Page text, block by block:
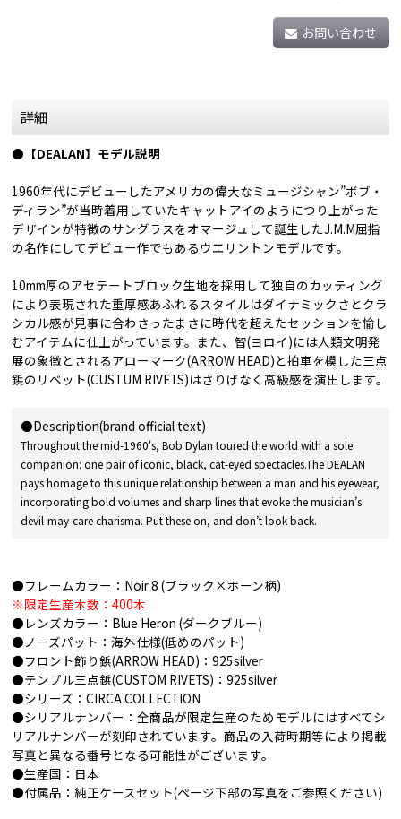
お問い合わせ
詳細
●【DEALAN】モデル説明
1960年代にデビューしたアメリカの偉大なミュージシャン”ボブ・
ディラン”が当時着用していたキャットアイのようにつり上がった
デザインが特徴のサングラスをオマージュして誕生したJ.M.M屈指
の名作にしてデビュー作でもあるウエリントンモデルです。
10mm厚のアセテートブロック生地を採用して独自のカッティング
により表現された重厚感あふれるスタイルはダイナミックさとクラ
シカル感が見事に合わさったまさに時代を超えたセッションを愉し
むアイテムに仕上がっています。また、智(ヨロイ)には人類文明発
展の象徴とされるアローマーク(ARROW HEAD)と拍車を模した三点
鋲のリベット(CUSTUM RIVETS)はさりげなく高級感を演出します。
●Description(brand official text)
Throughout the mid-1960's, Bob Dylan toured the world with a sole
companion: one pair of iconic, black, cat-eyed spectacles.The DEALAN
pays homage to this unique relationship between a man and his eyewear,
incorporating bold volumes and sharp lines that evoke the musician’s
devil-may-care charisma. Put these on, and don’t look back.
●フレームカラー：Noir 8 (ブラック×ホーン柄)
※限定生産本数：400本
●レンズカラー：Blue Heron (ダークブルー)
●ノーズパット：海外仕様(低めのパット)
●フロント飾り鋲(ARROW HEAD)：925silver
●テンプル三点鋲(CUSTOM RIVETS)：925silver
●シリーズ：CIRCA COLLECTION
●シリアルナンバー：全商品が限定生産のためモデルにはすべてシ
リアルナンバーが刻印されています。商品の入荷時期等により掲載
写真と異なる番号となる可能性がございます。
●生産国：日本
●付属品：純正ケースセット(ページ下部の写真をご参照ください)